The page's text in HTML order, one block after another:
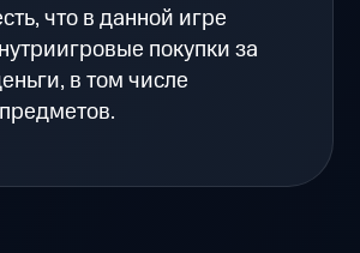
что в данной игре
покупки за
в том числе